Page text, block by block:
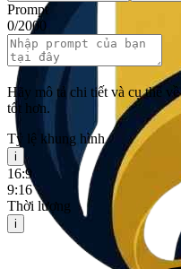
Prompt
0/2000
Hãy mô tả chi tiết và cụ thể
tốt hơn.
Tỷ lệ khung hình
i
16:9
9:16
Thời lượng
i